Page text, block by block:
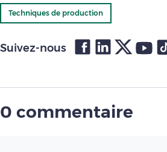
Techniques de production
Suivez-nous
0 commentaire